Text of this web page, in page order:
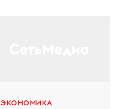
ЭКОНОМИКА